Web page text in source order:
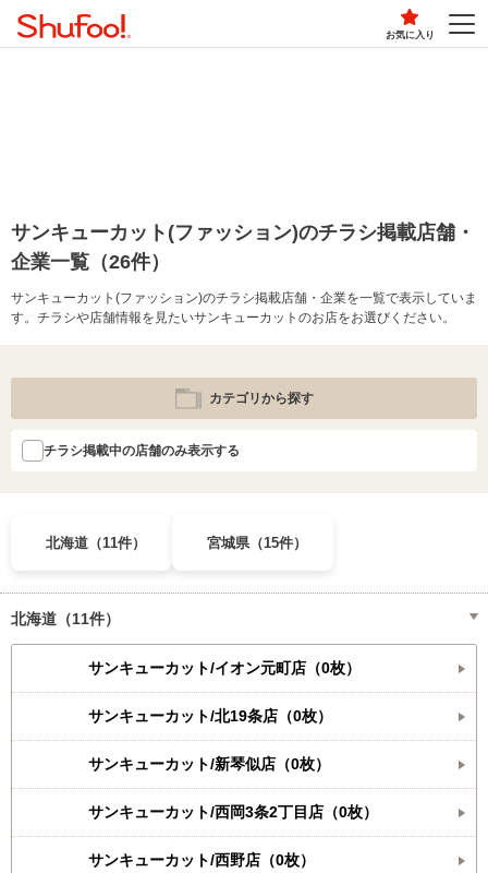
お気に入り
サンキューカット(ファッション)のチラシ掲載店舗・
企業一覧（26件）
サンキューカット(ファッション)のチラシ掲載店舗・企業を一覧で表示していま
す。チラシや店舗情報を見たいサンキューカットのお店をお選びください。
カテゴリから探す
チラシ掲載中の店舗のみ表示する
北海道（11件） 宮城県（15件）
北海道（11件）
サンキューカット/イオン元町店（0枚）
サンキューカット/北19条店（0枚）
サンキューカット/新琴似店（0枚）
サンキューカット/西岡3条2丁目店（0枚）
サンキューカット/西野店（0枚）